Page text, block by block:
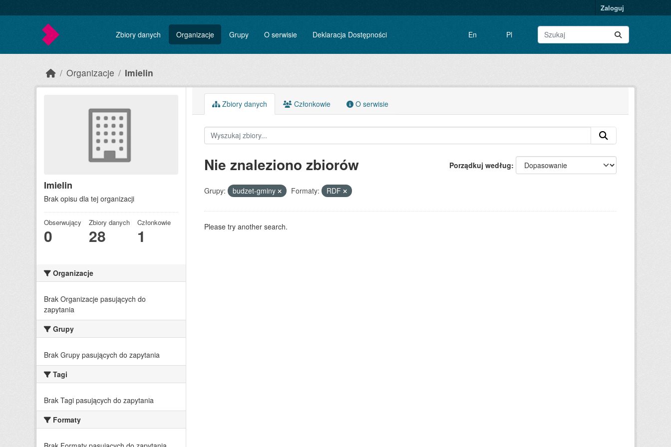
Zaloguj
Zbiory danych Organizacje Grupy O serwisie Deklaracja Dostępności En Pl
Organizacje Imielin
Imielin
Brak opisu dla tej organizacji
Obserwujący
0
Zbiory danych
28
Członkowie
1
Organizacje
Brak Organizacje pasujących do
zapytania
Grupy
Brak Grupy pasujących do zapytania
Tagi
Brak Tagi pasujących do zapytania
Formaty
Zbiory danych Członkowie O serwisie
Porządkuj według
Nie znaleziono zbiorów
Grupy: budzet-gminy Formaty: RDF
Please try another search.